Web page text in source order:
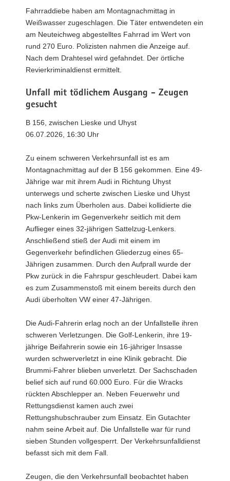
Fahrraddiebe haben am Montagnachmittag in
Weißwasser zugeschlagen. Die Täter entwendeten ein
am Neuteichweg abgestelltes Fahrrad im Wert von
rund 270 Euro. Polizisten nahmen die Anzeige auf.
Nach dem Drahtesel wird gefahndet. Der örtliche
Revierkriminaldienst ermittelt.
Unfall mit tödlichem Ausgang - Zeugen
gesucht
B 156, zwischen Lieske und Uhyst
06.07.2026, 16:30 Uhr
Zu einem schweren Verkehrsunfall ist es am
Montagnachmittag auf der B 156 gekommen. Eine 49-
Jährige war mit ihrem Audi in Richtung Uhyst
unterwegs und scherte zwischen Lieske und Uhyst
nach links zum Überholen aus. Dabei kollidierte die
Pkw-Lenkerin im Gegenverkehr seitlich mit dem
Auflieger eines 32-jährigen Sattelzug-Lenkers.
Anschließend stieß der Audi mit einem im
Gegenverkehr befindlichen Gliederzug eines 65-
Jährigen zusammen. Durch den Aufprall wurde der
Pkw zurück in die Fahrspur geschleudert. Dabei kam
es zum Zusammenstoß mit einem bereits durch den
Audi überholten VW einer 47-Jährigen.
Die Audi-Fahrerin erlag noch an der Unfallstelle ihren
schweren Verletzungen. Die Golf-Lenkerin, ihre 19-
jährige Beifahrerin sowie ein 16-jähriger Insasse
wurden schwerverletzt in eine Klinik gebracht. Die
Brummi-Fahrer blieben unverletzt. Der Sachschaden
belief sich auf rund 60.000 Euro. Für die Wracks
rückten Abschlepper an. Neben Feuerwehr und
Rettungsdienst kamen auch zwei
Rettungshubschrauber zum Einsatz. Ein Gutachter
nahm seine Arbeit auf. Die Unfallstelle war für rund
sieben Stunden vollgesperrt. Der Verkehrsunfalldienst
befasst sich mit dem Fall.
Zeugen, die den Verkehrsunfall beobachtet haben